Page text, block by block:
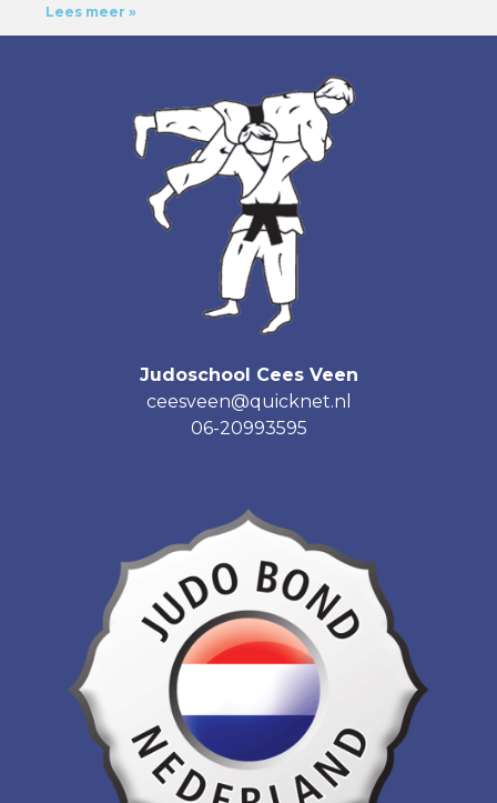
Lees meer »
Judoschool Cees Veen
ceesveen@quicknet.nl
06-20993595